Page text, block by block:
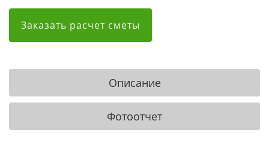
Заказать расчет сметы
Описание
Фотоотчет